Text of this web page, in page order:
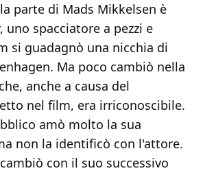
parte di Mads Mikkelsen è
uno spacciatore a pezzi e
si guadagnò una nicchia di
Ma poco cambiò nella
anche a causa del
nel film, era irriconoscibile.
amò molto la sua
non la identificò con l'attore.
con il suo successivo